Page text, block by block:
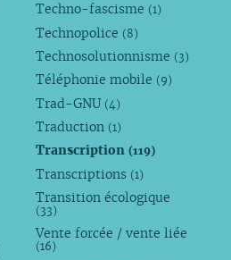
Techno-fascisme (1)
Technopolice (8)
Technosolutionnisme (3)
Téléphonie mobile (9)
Trad-GNU (4)
Traduction (1)
Transcription(119)
Transcriptions (1)
Transition écologique
(33)
Vente forcée / vente liée
(16)